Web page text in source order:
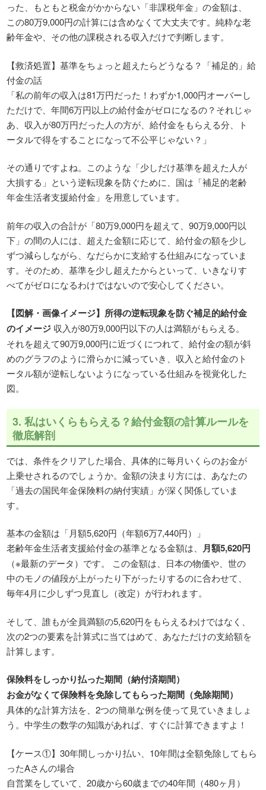
った、もともと税金がかからない「非課税年金」の金額は、
この80万9,000円の計算には含めなくて大丈夫です。純粋な老
齢年金や、その他の課税される収入だけで判断します。
【救済処置】基準をちょっと超えたらどうなる？「補足的」給
付金の話
「私の前年の収入は81万円だった！わずか1,000円オーバーし
ただけで、年間6万円以上の給付金がゼロになるの？それじゃ
あ、収入が80万円だった人の方が、給付金をもらえる分、ト
ータルで得をすることになって不公平じゃない？」
その通りですよね。このような「少しだけ基準を超えた人が
大損する」という逆転現象を防ぐために、国は「補足的老齢
年金生活者支援給付金」を用意しています。
前年の収入の合計が「80万9,000円を超えて、90万9,000円以
下」の間の人には、超えた金額に応じて、給付金の額を少し
ずつ減らしながら、なだらかに支給する仕組みになっていま
す。そのため、基準を少し超えたからといって、いきなりす
べてがゼロになるわけではないので安心してください。
【図解・画像イメージ】所得の逆転現象を防ぐ補足的給付金
のイメージ 収入が80万9,000円以下の人は満額がもらえる。
それを超えて90万9,000円に近づくにつれて、給付金の額が斜
めのグラフのように滑らかに減っていき、収入と給付金のト
ータル額が逆転しないようになっている仕組みを視覚化した
図。
3. 私はいくらもらえる？給付金額の計算ルールを
徹底解剖
では、条件をクリアした場合、具体的に毎月いくらのお金が
上乗せされるのでしょうか。金額の決まり方には、あなたの
「過去の国民年金保険料の納付実績」が深く関係していま
す。
基本の金額は「月額5,620円（年額6万7,440円）」
老齢年金生活者支援給付金の基準となる金額は、 月額5,620円
（※最新のデータ）です。 この金額は、日本の物価や、世の
中のモノの値段が上がったり下がったりするのに合わせて、
毎年4月に少しずつ見直し（改定）が行われます。
そして、誰もが全員満額の5,620円をもらえるわけではなく、
次の2つの要素を計算式に当てはめて、あなただけの支給額を
計算します。
保険料をしっかり払った期間（納付済期間）
お金がなくて保険料を免除してもらった期間（免除期間）
具体的な計算方法を、2つの簡単な例を使って見ていきましょ
う。中学生の数学の知識があれば、すぐに計算できますよ！
【ケース①】30年間しっかり払い、10年間は全額免除してもら
ったAさんの場合
自営業をしていて、20歳から60歳までの40年間（480ヶ月）